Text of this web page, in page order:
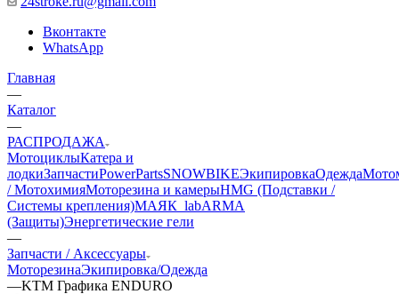
Вконтакте
WhatsApp
Главная
—
Каталог
—
РАСПРОДАЖА
МотоциклыКатера и
лодкиЗапчастиPowerPartsSNOWBIKEЭкипировкаОдежда
/ МотохимияМоторезина и камерыHMG (Подставки /
Системы крепления)МАЯК_labARMA
(Защиты)Энергетические гели
—
Запчасти / Аксессуары
МоторезинаЭкипировка/Одежда
—KTM Графика ENDURO